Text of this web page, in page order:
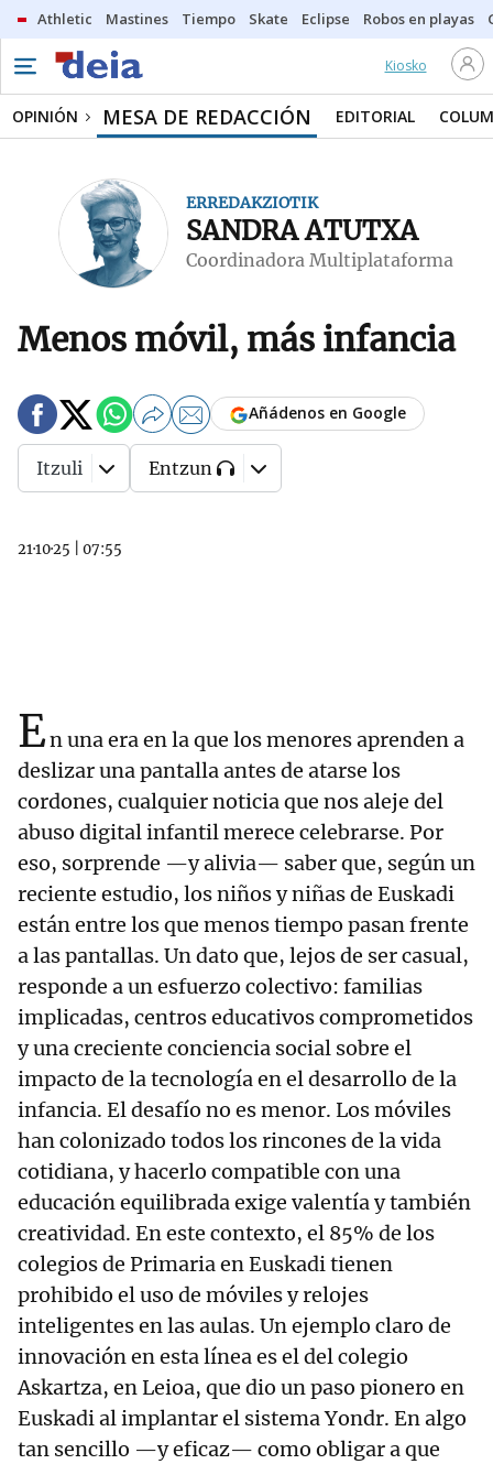
Athletic Mastines Tiempo Skate Eclipse Robos en playas
Kiosko
OPINIÓN MESA DE REDACCIÓN EDITORIAL
ERREDAKZIOTIK
SANDRA ATUTXA
Coordinadora Multiplataforma
Menos móvil, más infancia
21·10·25 07:55
Añádenos en Google
Itzuli Entzun
En una era en la que los menores aprenden a
deslizar una pantalla antes de atarse los
cordones, cualquier noticia que nos aleje del
abuso digital infantil merece celebrarse. Por
eso, sorprende —y alivia— saber que, según un
reciente estudio, los niños y niñas de Euskadi
están entre los que menos tiempo pasan frente
a las pantallas. Un dato que, lejos de ser casual,
responde a un esfuerzo colectivo: familias
implicadas, centros educativos comprometidos
y una creciente conciencia social sobre el
impacto de la tecnología en el desarrollo de la
infancia. El desafío no es menor. Los móviles
han colonizado todos los rincones de la vida
cotidiana, y hacerlo compatible con una
educación equilibrada exige valentía y también
creatividad. En este contexto, el 85% de los
colegios de Primaria en Euskadi tienen
prohibido el uso de móviles y relojes
inteligentes en las aulas. Un ejemplo claro de
innovación en esta línea es el del colegio
Askartza, en Leioa, que dio un paso pionero en
Euskadi al implantar el sistema Yondr. En algo
tan sencillo —y eficaz— como obligar a que